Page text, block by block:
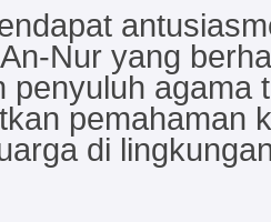
Nur yang
penyuluh agama
pemahaman
di